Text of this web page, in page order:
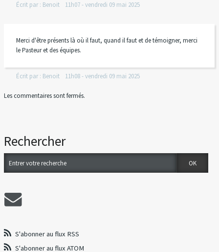
Rechercher
S'abonner au flux RSS
S'abonner au flux ATOM
Écrit par : Benoit 11h07-vendredi 09 mai 2025
Merci d'être présents là où il faut, quand il faut et de témoigner, merci
le Pasteur et des équipes.
Écrit par : Benoit 11h08-vendredi 09 mai 2025
Les commentaires sont fermés.